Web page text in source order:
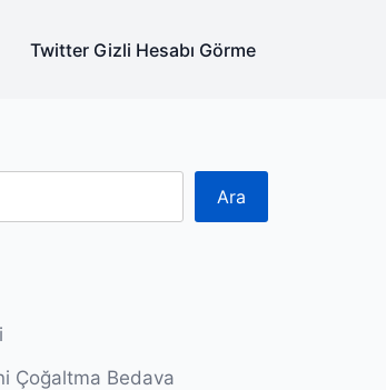
Twitter Gizli Hesabı Görme
Ara
Çoğaltma Bedava